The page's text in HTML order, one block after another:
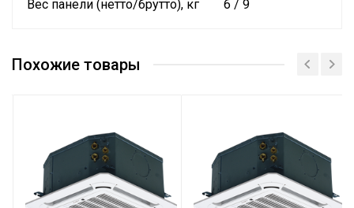
Вес панели (нетто/брутто), кг 6 / 9
Похожие товары